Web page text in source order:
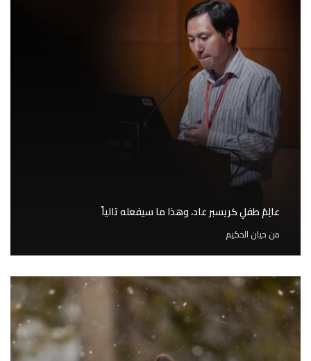
عالِمُ طفلِ كريسبر عاد، وهذا ما سيفعله تالياً
من حيان الحكيم